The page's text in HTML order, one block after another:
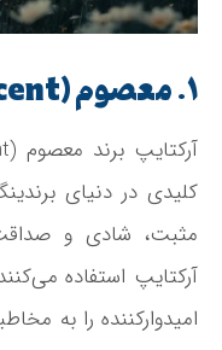
۱. معصوم (The Innocent)
کلیدی در دنیای
مثبت، شادی و صداقت
آرکتایپ استفاده
امیدوارکننده را به